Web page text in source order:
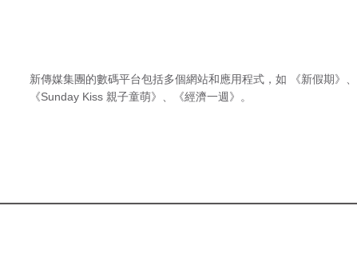
新傳媒集團的數碼平台包括多個網站和應用程式，如 《新假期》
《Sunday Kiss 親子童萌》
《經濟一週》 。